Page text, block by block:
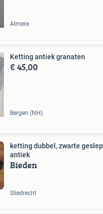
Almere
Ketting antiek granaten
€ 45,00
Bergen (NH)
ketting dubbel, zwarte
antiek
Bieden
Sliedrecht